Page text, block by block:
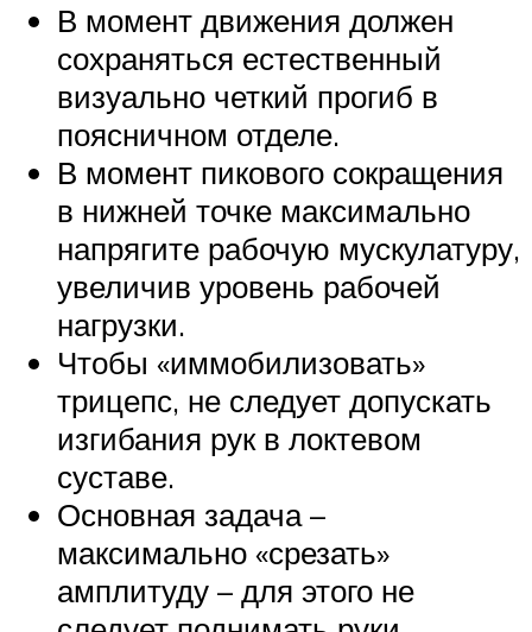
В момент движения должен
сохраняться естественный
визуально четкий прогиб в
поясничном отделе.
В момент пикового сокращения
в нижней точке максимально
напрягите рабочую мускулатуру,
увеличив уровень рабочей
нагрузки.
Чтобы «иммобилизовать»
трицепс, не следует допускать
изгибания рук в локтевом
суставе.
Основная задача –
максимально «срезать»
амплитуду – для этого не